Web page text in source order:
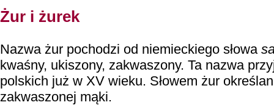
Żur i żurek
Nazwa żur pochodzi od niemieckiego słowa
kwaśny, ukiszony, zakwaszony. Ta nazwa
polskich już w XV wieku. Słowem żur
zakwaszonej mąki.